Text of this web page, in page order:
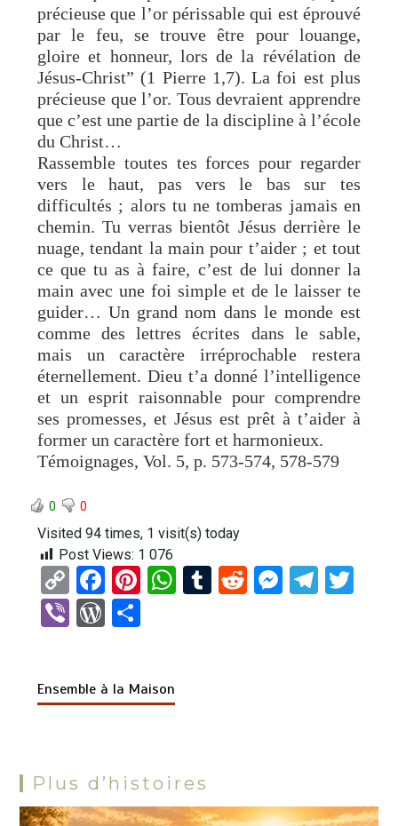
précieuse que l’or périssable qui est éprouvé
par le feu, se trouve être pour louange,
gloire et honneur, lors de la révélation de
Jésus-Christ” (1 Pierre 1,7). La foi est plus
précieuse que l’or. Tous devraient apprendre
que c’est une partie de la discipline à l’école
du Christ…
Rassemble toutes tes forces pour regarder
vers le haut, pas vers le bas sur tes
difficultés ; alors tu ne tomberas jamais en
chemin. Tu verras bientôt Jésus derrière le
nuage, tendant la main pour t’aider ; et tout
ce que tu as à faire, c’est de lui donner la
main avec une foi simple et de le laisser te
guider… Un grand nom dans le monde est
comme des lettres écrites dans le sable,
mais un caractère irréprochable restera
éternellement. Dieu t’a donné l’intelligence
et un esprit raisonnable pour comprendre
ses promesses, et Jésus est prêt à t’aider à
former un caractère fort et harmonieux.
Témoignages, Vol. 5, p. 573-574, 578-579
0 0
Visited 94 times, 1 visit(s) today
Post Views: 1 076
C
o
py
n
F
a
ce
o
Pi
t
W T
R
M T
Vi W
Pr g
Ensemble à la Maison
Plus d’histoires